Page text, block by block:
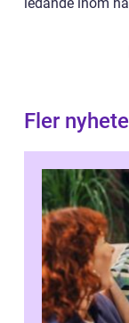
ledande inom
Fler